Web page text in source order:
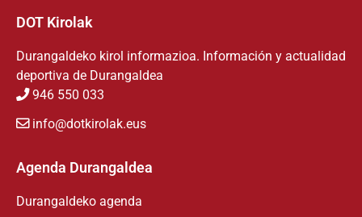
DOT Kirolak
Durangaldeko kirol informazioa. Información y actualidad
deportiva de Durangaldea
946 550 033
info@dotkirolak.eus
Agenda Durangaldea
Durangaldeko agenda